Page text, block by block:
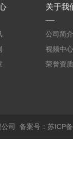
关于我
公司简介
视频中心
荣誉资质
司 备案号：苏ICP